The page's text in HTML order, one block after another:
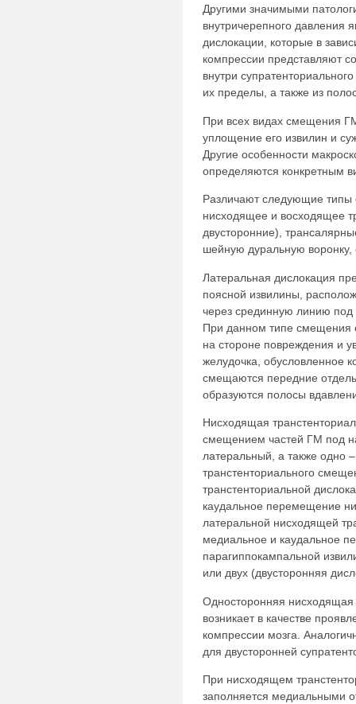
Другими значимыми
внутричерепного
дислокации, которые в
компрессии представляют
внутри
их пределы, а также из
При всех видах смещения
уплощение его извилин и
Другие особенности
определяются конкретным
Различают следующие типы
нисходящее и восходящее
двусторонние),
шейную дуральную
Латеральная дислокация
поясной извилины,
через срединную линию под
При данном типе смещения
на стороне повреждения и
желудочка, обусловленное
смещаются передние
образуются полосы
Нисходящая
смещением частей ГМ под
латеральный, а также одно
транстенториального
транстенториальной
каудальное перемещение
латеральной нисходящей
медиальное и каудальное
парагиппокампальной
или двух (двусторонняя
Односторонняя нисходящая
возникает в качестве
компрессии мозга.
для двусторонней
При нисходящем
заполняется медиальными